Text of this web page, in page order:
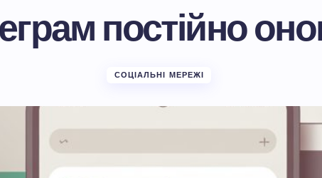
постійно
СОЦІАЛЬНІ МЕРЕЖІ